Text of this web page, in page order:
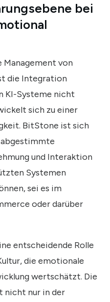
bei
Management von
die Integration
KI-Systeme nicht
sich zu einer
BitStone ist sich
und Interaktion
Systemen
sei es im
oder darüber
entscheidende Rolle
die emotionale
wertschätzt. Die
nicht nur in der